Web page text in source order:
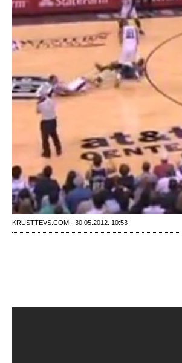
KRUSTTEVS.COM · 30.05.2012. 10:53